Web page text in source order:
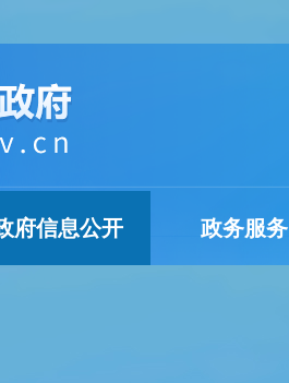
府信息公开 政务服务